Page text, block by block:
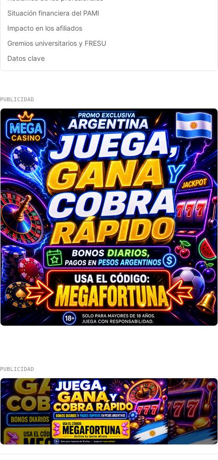
Situación financiera del PAMI
Impacto en los afiliados
Gremios universitarios y FRESU
Datos clave
PUBLICIDAD
PUBLICIDAD